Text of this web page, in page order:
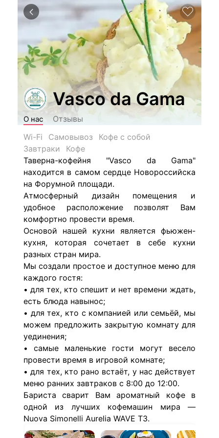
Vasco da Gama
О нас
Отзывы
Wi-Fi
Самовывоз
Кофе с собой
Завтраки
Кофе
Таверна-кофейня "Vasco da Gama"
находится в самом сердце Новороссийска
на Форумной площади.
Атмосферный дизайн помещения и
удобное расположение позволят Вам
комфортно провести время.
Основой нашей кухни является фьюжен-
кухня, которая сочетает в себе кухни
разных стран мира.
Мы создали простое и доступное меню для
каждого гостя:
• для тех, кто спешит и нет времени ждать,
есть блюда навынос;
• для тех, кто с компанией или семьёй, мы
можем предложить закрытую комнату для
уединения;
• самые маленькие гости могут весело
провести время в игровой комнате;
• для тех, кто рано встаёт, у нас действует
меню ранних завтраков с 8:00 до 12:00.
Бариста сварит Вам ароматный кофе в
одной из лучших кофемашин мира —
Nuova Simonelli Aurelia WAVE T3.